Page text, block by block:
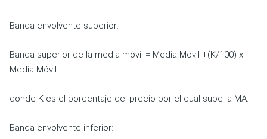
Banda envolvente superior:
Banda superior de la media móvil = Media Móvil +(K/100) x
Media Móvil
donde K es el porcentaje del precio por el cual sube la MA.
Banda envolvente inferior: